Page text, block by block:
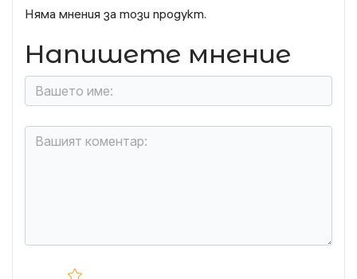
Няма мнения за този продукт.
Напишете мнение